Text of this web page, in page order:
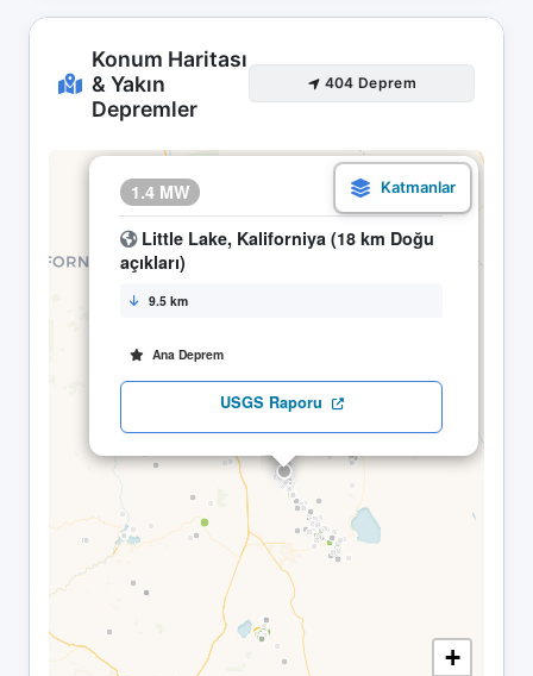
Konum Haritası
& Yakın
Depremler
404 Deprem
1.4 MW 12.04 21:02
Little Lake, Kaliforniya (18 km Doğu
açıkları)
9.5 km
Ana Deprem
USGS Raporu
×
+